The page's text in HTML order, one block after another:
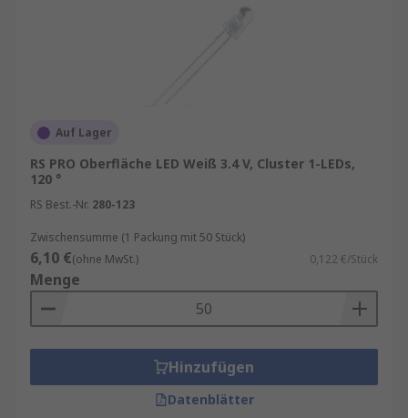
Auf Lager
RS PRO Oberfläche LED Weiß 3.4 V, Cluster 1-LEDs,
120 °
RS Best.-Nr. 280-123
Zwischensumme (1 Packung mit 50 Stück)
6,10 €(ohne MwSt.) 0,122 €/Stück
Menge
Hinzufügen
Datenblätter